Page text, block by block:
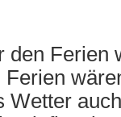
den Ferien
Wetter